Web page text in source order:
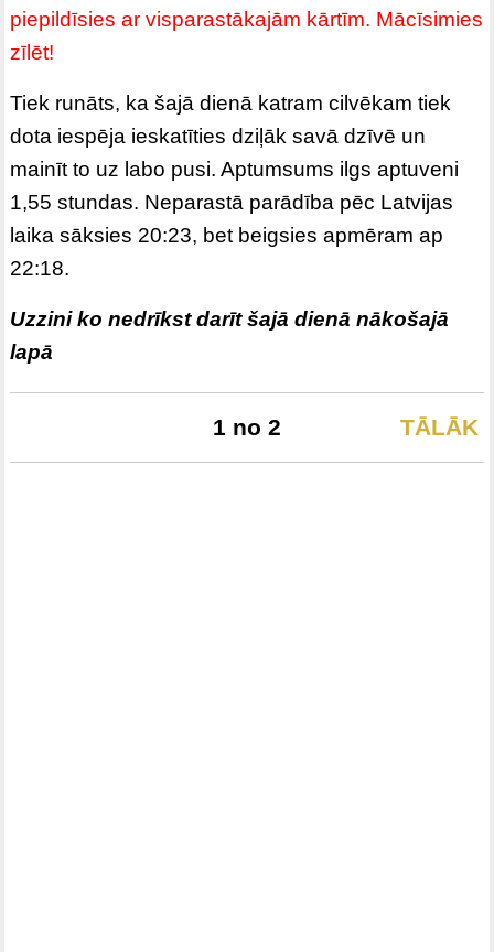
piepildīsies ar visparastākajām kārtīm. Mācīsimies
zīlēt!
Tiek runāts, ka šajā dienā katram cilvēkam tiek
dota iespēja ieskatīties dziļāk savā dzīvē un
mainīt to uz labo pusi. Aptumsums ilgs aptuveni
1,55 stundas. Neparastā parādība pēc Latvijas
laika sāksies 20:23, bet beigsies apmēram ap
22:18.
Uzzini ko nedrīkst darīt šajā dienā nākošajā
lapā
TĀLĀK
1 no 2